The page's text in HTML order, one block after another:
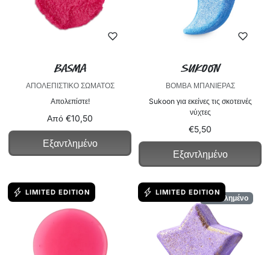
Basma
ΑΠΟΛΕΠΙΣΤΙΚΌ ΣΏΜΑΤΟΣ
Απολεπίστε!
Από €10,50
Εξαντλημένο
Sukoon
ΒΌΜΒΑ ΜΠΑΝΙΈΡΑΣ
Sukoon για εκείνες τις σκοτεινές
νύχτες
€5,50
Εξαντλημένο
LIMITED EDITION
Εξαντλημένο
LIMITED EDITION